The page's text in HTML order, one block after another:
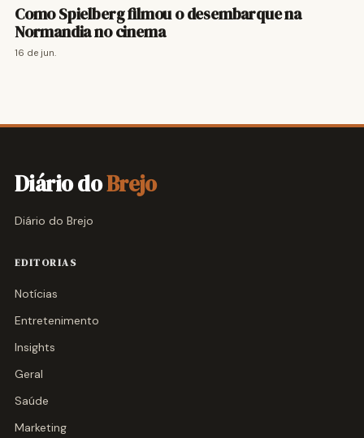
Como Spielberg filmou o desembarque na
Normandia no cinema
16 de jun.
Diário doBrejo
Diário do Brejo
EDITORIAS
Notícias
Entretenimento
Insights
Geral
Saúde
Marketing